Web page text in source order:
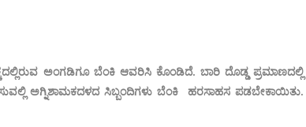
ಅಂಗಡಿಗೂ ಬೆಂಕಿ ಆವರಿಸಿ ಕೊಂಡಿದೆ. ಬಾರಿ ದೊಡ್ಡ ಪ್ರಮಾಣದಲ್ಲಿ
ಅಗ್ನಿಶಾಮಕದಳದ ಸಿಬ್ಬಂದಿಗಳು ಬೆಂಕಿ ಹರಸಾಹಸ ಪಡಬೇಕಾಯಿತು.